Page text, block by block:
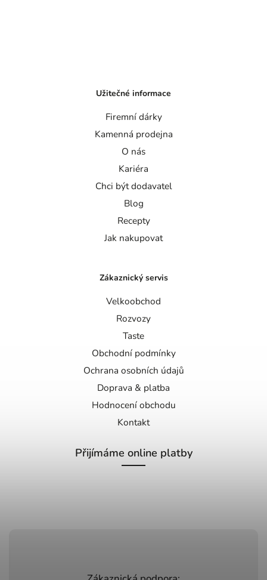
Užitečné informace
Firemní dárky
Kamenná prodejna
O nás
Kariéra
Chci být dodavatel
Blog
Recepty
Jak nakupovat
Zákaznický servis
Velkoobchod
Rozvozy
Taste
Obchodní podmínky
Ochrana osobních údajů
Doprava & platba
Hodnocení obchodu
Kontakt
Přijímáme online platby